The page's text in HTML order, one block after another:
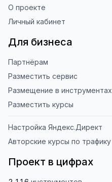
О проекте
Личный кабинет
Для бизнеса
Партнёрам
Разместить сервис
Размещение в инструментах
Разместить курсы
Настройка Яндекс.Директ
Авторские курсы по трафику
Проект в цифрах